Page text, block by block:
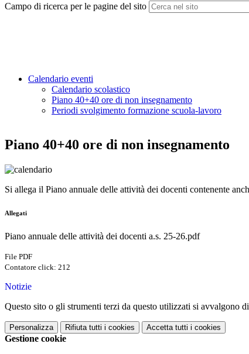
Campo di ricerca per le pagine del sito
Calendario eventi
Calendario scolastico
Piano 40+40 ore di non insegnamento
Periodi svolgimento formazione scuola-lavoro
Piano 40+40 ore di non insegnamento
Si allega il Piano annuale delle attività dei docenti contenente
Allegati
Piano annuale delle attività dei docenti a.s. 25-26.pdf
File PDF
Contatore click: 212
Notizie
Questo sito o gli strumenti terzi da questo utilizzati si avvalgono
Personalizza Rifiuta tutti i cookies Accetta tutti i cookies
Gestione cookie